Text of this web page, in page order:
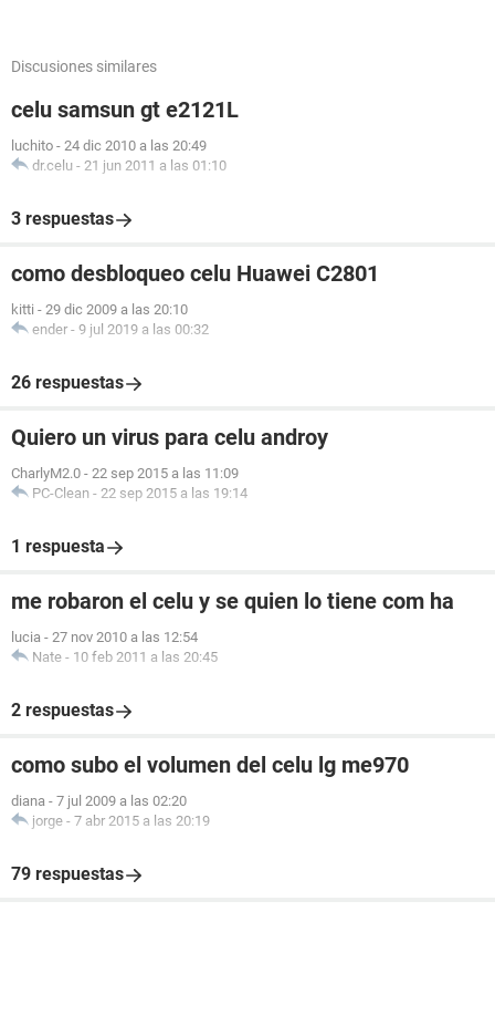
Discusiones similares
celu samsun gt e2121L
luchito - 24 dic 2010 a las 20:49
dr.celu - 21 jun 2011 a las 01:10
3 respuestas
como desbloqueo celu Huawei C2801
kitti - 29 dic 2009 a las 20:10
ender - 9 jul 2019 a las 00:32
26 respuestas
Quiero un virus para celu androy
CharlyM2.0 - 22 sep 2015 a las 11:09
PC-Clean - 22 sep 2015 a las 19:14
1 respuesta
me robaron el celu y se quien lo tiene com ha
lucia - 27 nov 2010 a las 12:54
Nate - 10 feb 2011 a las 20:45
2 respuestas
como subo el volumen del celu lg me970
diana - 7 jul 2009 a las 02:20
jorge - 7 abr 2015 a las 20:19
79 respuestas